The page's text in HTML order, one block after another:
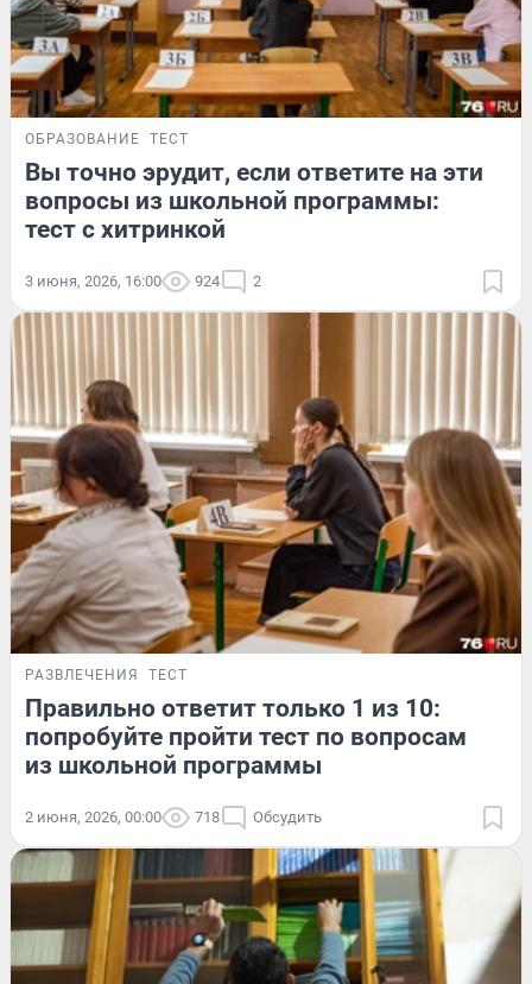
ОБРАЗОВАНИЕ ТЕСТ
Вы точно эрудит, если ответите на эти
вопросы из школьной программы:
тест с хитринкой
3 июня, 2026, 16:00 924 2
РАЗВЛЕЧЕНИЯ ТЕСТ
Правильно ответит только 1 из 10:
попробуйте пройти тест по вопросам
из школьной программы
2 июня, 2026, 00:00 718 Обсудить